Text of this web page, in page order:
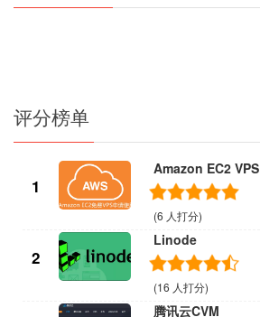
评分榜单
1
Amazon EC2 VPS
(6 人打分)
2
Linode
(16 人打分)
腾讯云CVM